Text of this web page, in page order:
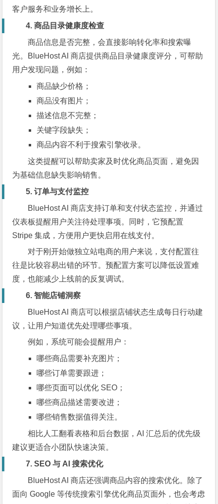
客户服务和业务增长上。
4. 商品目录健康度检查
商品信息是否完整，会直接影响转化率和搜索曝
光。BlueHost AI 商店提供商品目录健康度评分，可帮助
用户发现问题，例如：
商品缺少价格；
商品没有图片；
描述信息不完整；
关键字段缺失；
商品内容不利于搜索引擎收录。
这类提醒可以帮助卖家及时优化商品页面，避免因
为基础信息缺失影响销售。
5. 订单与支付监控
BlueHost AI 商店支持订单和支付状态监控，并通过
仪表板提醒用户关注待处理事项。同时，它预配置
Stripe 集成，方便用户更快启用在线支付。
对于刚开始做独立站电商的用户来说，支付配置往
往是比较容易出错的环节。预配置方案可以降低设置难
度，也能减少上线前的反复调试。
6. 智能店铺洞察
BlueHost AI 商店可以根据店铺状态生成每日行动建
议，让用户知道优先处理哪些事项。
例如，系统可能会提醒用户：
哪些商品需要补充图片；
哪些订单需要跟进；
哪些页面可以优化 SEO；
哪些商品描述需要改进；
哪些销售数据值得关注。
相比人工翻看表格和后台数据，AI 汇总后的优先级
建议更适合小团队快速决策。
7. SEO 与 AI 搜索优化
BlueHost AI 商店还强调商品内容的搜索优化。除了
面向 Google 等传统搜索引擎优化商品页面外，也会考虑